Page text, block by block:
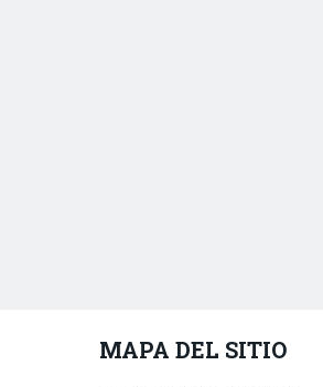
MAPA DEL SITIO